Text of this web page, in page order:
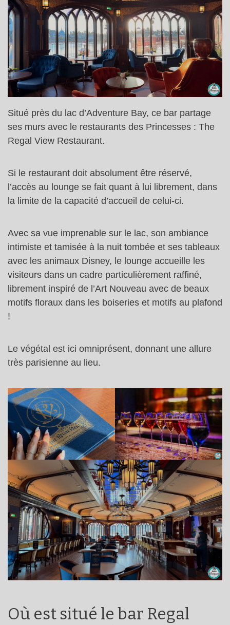
Situé près du lac d’Adventure Bay, ce bar partage
ses murs avec le restaurants des Princesses : The
Regal View Restaurant.
Si le restaurant doit absolument être réservé,
l’accès au lounge se fait quant à lui librement, dans
la limite de la capacité d’accueil de celui-ci.
Avec sa vue imprenable sur le lac, son ambiance
intimiste et tamisée à la nuit tombée et ses tableaux
avec les animaux Disney, le lounge accueille les
visiteurs dans un cadre particulièrement raffiné,
librement inspiré de l’Art Nouveau avec de beaux
motifs floraux dans les boiseries et motifs au plafond
!
Le végétal est ici omniprésent, donnant une allure
très parisienne au lieu.
Où est situé le bar Regal